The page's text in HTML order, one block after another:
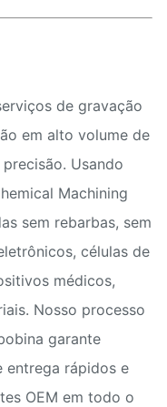
de gravação
em alto volume de
Usando
Machining
sem rebarbas, sem
células de
médicos,
Nosso processo
garante
entrega rápidos e
OEM em todo o